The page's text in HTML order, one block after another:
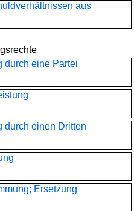
aus
durch eine Partei
durch einen Dritten
Ersetzung